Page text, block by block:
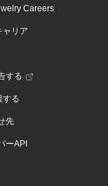
Careers
ャリア
する
する
先
ーAPI